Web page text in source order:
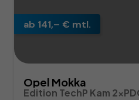
ab 141,– € mtl.
Opel Mokka